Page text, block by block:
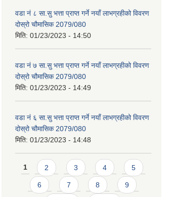
वडा नं ८ सा.सु भत्ता प्राप्त गर्ने नयाँ लाभग्रहीको विवरण
दोस्रो चौमासिक 2079/080
मिति: 01/23/2023 - 14:50
वडा नं ७ सा.सु भत्ता प्राप्त गर्ने नयाँ लाभग्रहीको विवरण
दोस्रो चौमासिक 2079/080
मिति: 01/23/2023 - 14:49
वडा नं ६ सा.सु भत्ता प्राप्त गर्ने नयाँ लाभग्रहीको विवरण
दोस्रो चौमासिक 2079/080
मिति: 01/23/2023 - 14:48
Pages
1 2 3 4 5
6 7 8 9